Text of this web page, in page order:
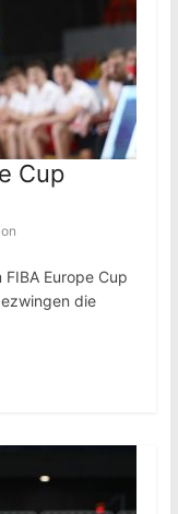
Cup
Europe Cup
die